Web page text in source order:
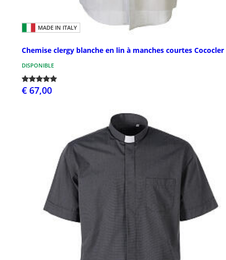
MADE IN ITALY
Chemise clergy blanche en lin à manches courtes Cococler
DISPONIBLE
€ 67,00